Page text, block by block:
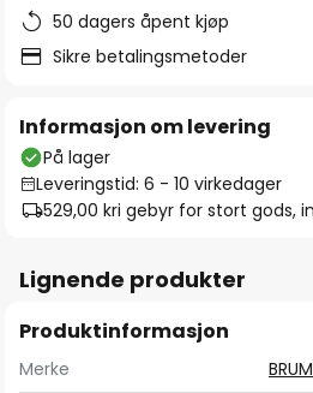
50 dagers åpent kjøp
Sikre betalingsmetoder
Informasjon om levering
På lager
Leveringstid: 6 - 10 virkedager
529,00 kri gebyr for stort gods,
Lignende produkter
Produktinformasjon
Merke